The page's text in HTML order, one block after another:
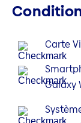
Carte
Galaxy